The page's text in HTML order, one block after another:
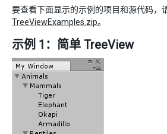
要查看下面显示的示例的项目和源代码，
TreeViewExamples.zip。
示例 1：简单 TreeView